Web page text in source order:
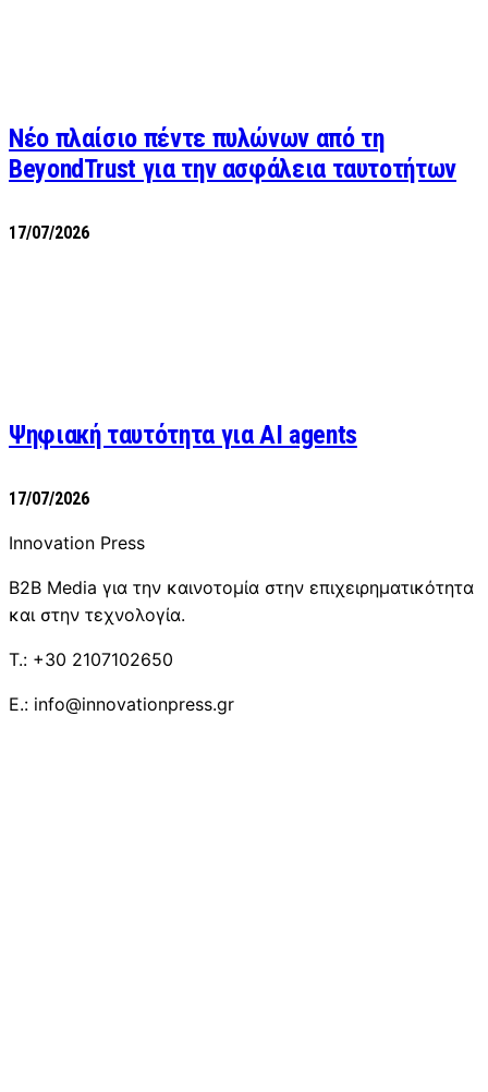
Νέο πλαίσιο πέντε πυλώνων από τη
BeyondTrust για την ασφάλεια ταυτοτήτων
17/07/2026
Ψηφιακή ταυτότητα για AI agents
17/07/2026
Innovation Press
B2B Media για την καινοτομία στην επιχειρηματικότητα
και στην τεχνολογία.
T.: +30 2107102650
E.: info@innovationpress.gr